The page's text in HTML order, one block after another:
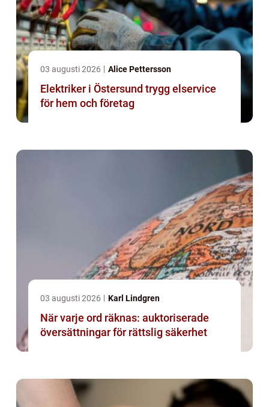
03 augusti 2026 Alice Pettersson
Elektriker i Östersund trygg elservice
för hem och företag
03 augusti 2026 Karl Lindgren
När varje ord räknas: auktoriserade
översättningar för rättslig säkerhet